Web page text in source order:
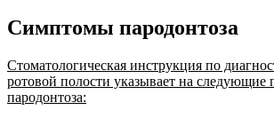
Симптомы пародонтоза
Стоматологическая инструкция по
ротовой полости указывает на следующие
пародонтоза: